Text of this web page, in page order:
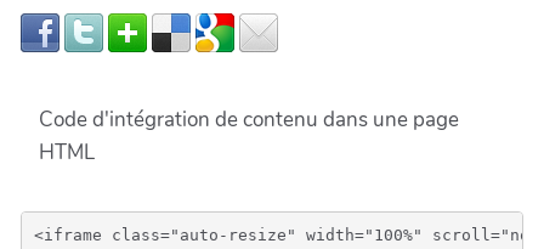
Code d'intégration de contenu dans une page
HTML